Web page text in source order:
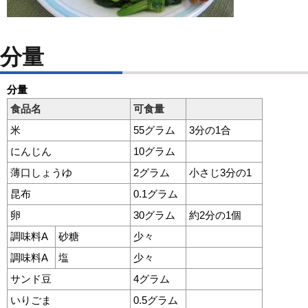
分量
分量
食品名
可食量
米
55グラム
3分の1合
にんじん
10グラム
薄口しょうゆ
2グラム
小さじ3分の1
昆布
0.1グラム
卵
30グラム
約2分の1個
調味料A
砂糖
少々
調味料A
塩
少々
サンド豆
4グラム
いりごま
0.5グラム